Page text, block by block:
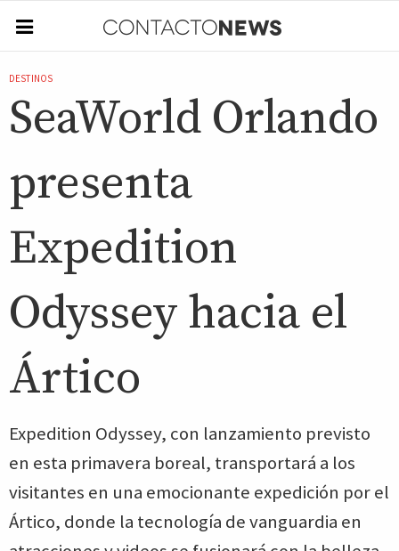
DESTINOS
SeaWorld Orlando
presenta
Expedition
Odyssey hacia el
Ártico
Expedition Odyssey, con lanzamiento previsto
en esta primavera boreal, transportará a los
visitantes en una emocionante expedición por el
Ártico, donde la tecnología de vanguardia en